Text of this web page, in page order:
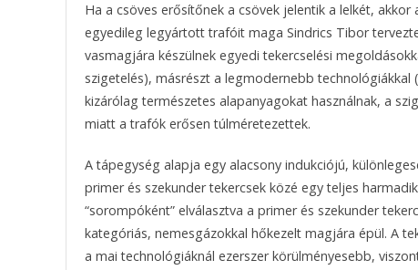
Ha a csöves erősítőnek a csövek jelentik a lelkét,
egyedileg legyártott trafóit maga Sindrics Tibor
vasmagjára készülnek egyedi tekercselési
szigetelés), másrészt a legmodernebb
kizárólag természetes alapanyagokat használnak, a
miatt a trafók erősen túlméretezettek.
A tápegység alapja egy alacsony indukciójú,
primer és szekunder tekercsek közé egy teljes
“sorompóként” elválasztva a primer és szekunder
kategóriás, nemesgázokkal hőkezelt magjára épül. A
a mai technológiáknál ezerszer körülményesebb,